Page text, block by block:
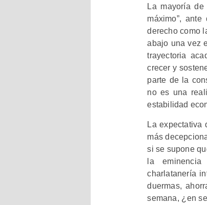
La mayoría de
máximo”,
derecho como
abajo una vez
trayectoria
crecer y
parte de la
no es una
estabilidad
La expectativa
más
si se supone
la
charlatanería
duermas,
semana, ¿en